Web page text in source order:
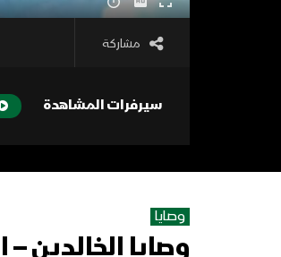
مشاركة
سيرفرات المشاهدة
وصايا
وصايا الخالدين